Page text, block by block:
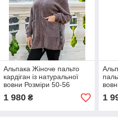
Альпака Жіноче пальто
кардіган із натуральної
вовни Розміри 50-56
1 980₴ 1